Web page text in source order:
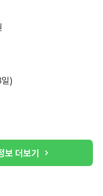
)
보 더보기